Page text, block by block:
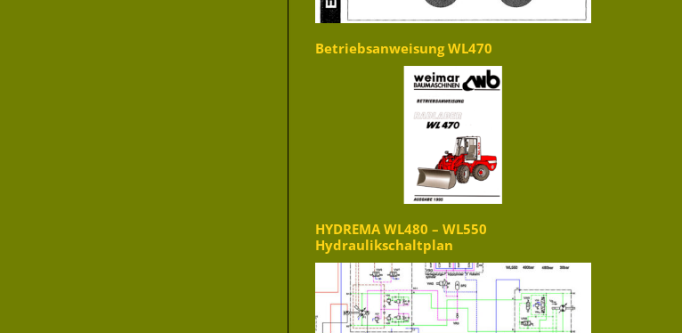
Betriebsanweisung WL470
HYDREMA WL480 – WL550
Hydraulikschaltplan